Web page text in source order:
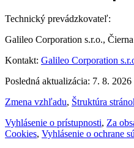
Technický prevádzkovateľ:
Galileo Corporation s.r.o.,
Kontakt: Galileo Corporation
Posledná aktualizácia: 7. 8. 2026
Zmena vzhľadu, Štruktúra
Vyhlásenie o prístupnosti, Za
Cookies, Vyhlásenie o ochrane